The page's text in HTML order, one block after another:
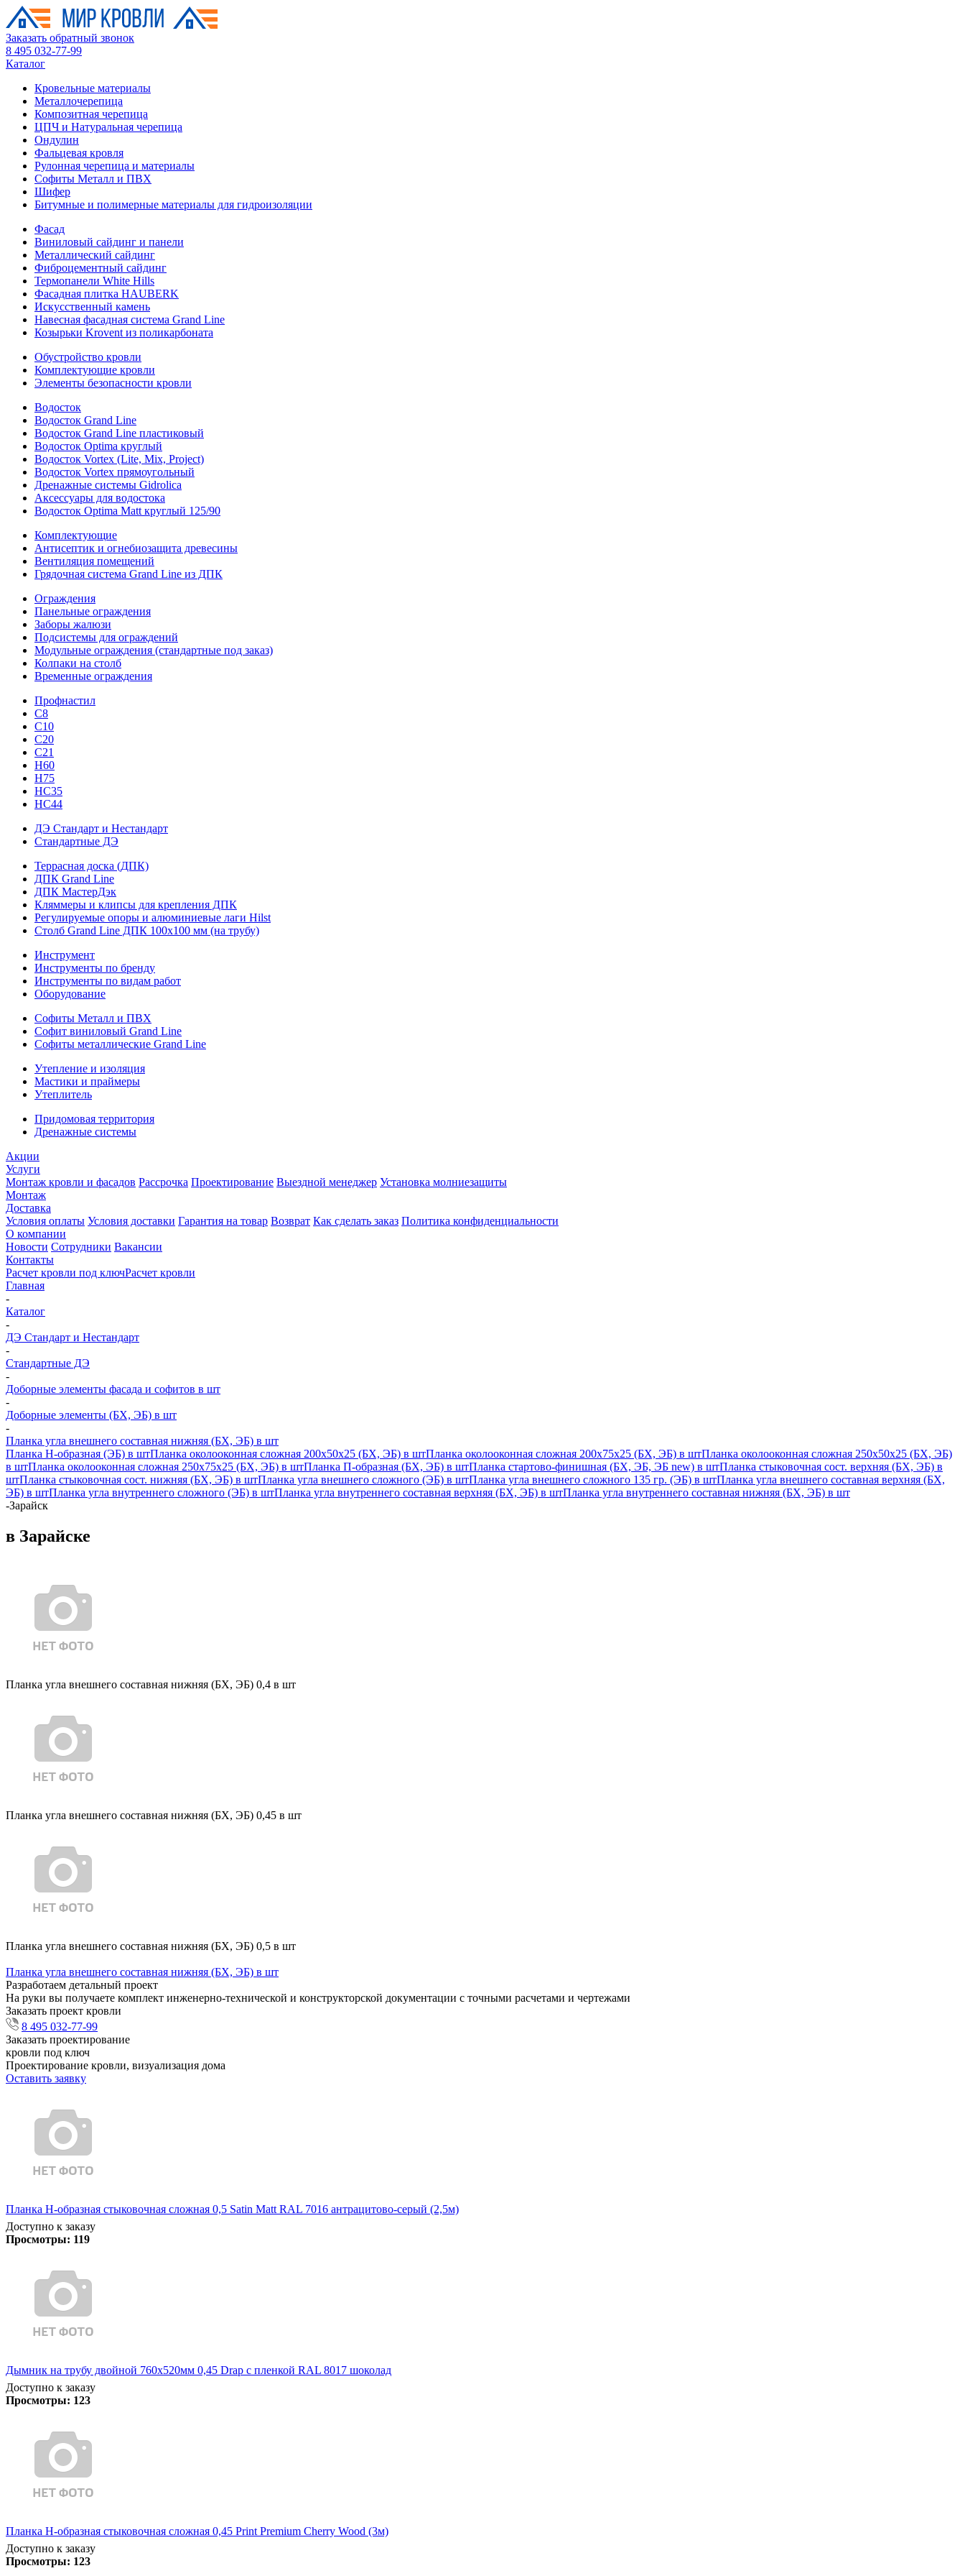
Заказать обратный звонок
8 495 032-77-99
Каталог
Кровельные материалы
Металлочерепица
Композитная черепица
ЦПЧ и Натуральная черепица
Ондулин
Фальцевая кровля
Рулонная черепица и материалы
Софиты Металл и ПВХ
Шифер
Битумные и полимерные материалы для гидроизоляции
Фасад
Виниловый сайдинг и панели
Металлический сайдинг
Фиброцементный сайдинг
Термопанели White Hills
Фасадная плитка HAUBERK
Искусственный камень
Навесная фасадная система Grand Line
Козырьки Krovent из поликарбоната
Обустройство кровли
Комплектующие кровли
Элементы безопасности кровли
Водосток
Водосток Grand Line
Водосток Grand Line пластиковый
Водосток Optima круглый
Водосток Vortex (Lite, Mix, Project)
Водосток Vortex прямоугольный
Дренажные системы Gidrolica
Аксессуары для водостока
Водосток Optima Matt круглый 125/90
Комплектующие
Антисептик и огнебиозащита древесины
Вентиляция помещений
Грядочная система Grand Line из ДПК
Ограждения
Панельные ограждения
Заборы жалюзи
Подсистемы для ограждений
Модульные ограждения (стандартные под заказ)
Колпаки на столб
Временные ограждения
Профнастил
С8
С10
С20
С21
H60
H75
HС35
НС44
ДЭ Стандарт и Нестандарт
Стандартные ДЭ
Террасная доска (ДПК)
ДПК Grand Line
ДПК МастерДэк
Кляммеры и клипсы для крепления ДПК
Регулируемые опоры и алюминиевые лаги Hilst
Столб Grand Line ДПК 100х100 мм (на трубу)
Инструмент
Инструменты по бренду
Инструменты по видам работ
Оборудование
Софиты Металл и ПВХ
Софит виниловый Grand Line
Софиты металлические Grand Line
Утепление и изоляция
Мастики и праймеры
Утеплитель
Придомовая территория
Дренажные системы
Акции
Услуги
Монтаж кровли и фасадов Рассрочка Проектирование Выездной менеджер Установка молниезащиты
Монтаж
Доставка
Условия оплаты Условия доставки Гарантия на товар Возврат Как сделать заказ Политика конфиденциальности
О компании
Новости Сотрудники Вакансии
Контакты
Расчет кровли под ключРасчет кровли
Главная
-
Каталог
-
ДЭ Стандарт и Нестандарт
-
Стандартные ДЭ
-
Доборные элементы фасада и софитов в шт
-
Доборные элементы (БХ, ЭБ) в шт
-
Планка угла внешнего составная нижняя (БХ, ЭБ) в шт
Планка H-образная (ЭБ) в штПланка околооконная сложная 200х50х25 (БХ, ЭБ) в штПланка околооконная сложная 200х75х25 (БХ, ЭБ) в штПланка околооконная сложная 250х50х25 (БХ, ЭБ)
в штПланка околооконная сложная 250х75х25 (БХ, ЭБ) в штПланка П-образная (БХ, ЭБ) в штПланка стартово-финишная (БХ, ЭБ, ЭБ new) в штПланка стыковочная сост. верхняя (БХ, ЭБ) в
штПланка стыковочная сост. нижняя (БХ, ЭБ) в штПланка угла внешнего сложного (ЭБ) в штПланка угла внешнего сложного 135 гр. (ЭБ) в штПланка угла внешнего составная верхняя (БХ,
ЭБ) в штПланка угла внутреннего сложного (ЭБ) в штПланка угла внутреннего составная верхняя (БХ, ЭБ) в штПланка угла внутреннего составная нижняя (БХ, ЭБ) в шт
-Зарайск
в Зарайске
Планка угла внешнего составная нижняя (БХ, ЭБ) 0,4 в шт
Планка угла внешнего составная нижняя (БХ, ЭБ) 0,45 в шт
Планка угла внешнего составная нижняя (БХ, ЭБ) 0,5 в шт
Планка угла внешнего составная нижняя (БХ, ЭБ) в шт
Разработаем детальный проект
На руки вы получаете комплект инженерно-технической и конструкторской документации с точными расчетами и чертежами
Заказать проект кровли
8 495 032-77-99
Заказать проектирование
кровли под ключ
Проектирование кровли, визуализация дома
Оставить заявку
Планка Н-образная стыковочная сложная 0,5 Satin Matt RAL 7016 антрацитово-серый (2,5м)
Доступно к заказу
Просмотры: 119
Дымник на трубу двойной 760х520мм 0,45 Drap с пленкой RAL 8017 шоколад
Доступно к заказу
Просмотры: 123
Планка Н-образная стыковочная сложная 0,45 Print Premium Cherry Wood (3м)
Доступно к заказу
Просмотры: 123